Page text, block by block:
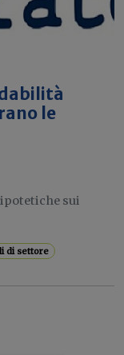
le
sui
di settore